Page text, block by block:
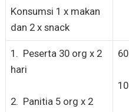
Konsumsi 1 x makan
dan 2 x snack
1. Peserta 30 org x 2
hari
2. Panitia 5 org x 2
60
10